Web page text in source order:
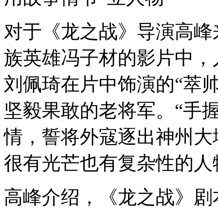
对于《龙之战》导演高
族英雄冯子材的影片中
刘佩琦在片中饰演的“萃
坚毅果敢的老将军。“手
情，誓将外寇逐出神州
很有光芒也有复杂性的人
高峰介绍，《龙之战》